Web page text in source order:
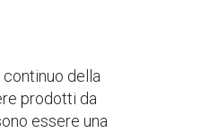
della
prodotti da
essere una